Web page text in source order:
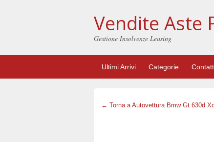
Vendite Aste
Gestione Insolvenze Leasing
Ultimi Arrivi Categorie
← Torna a Autovettura Bmw Gt 630d